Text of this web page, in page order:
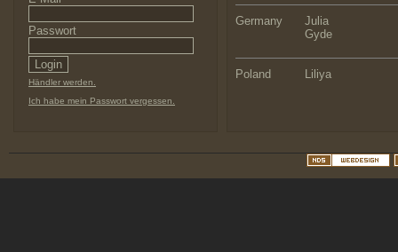
Passwort
Händler werden.
Ich habe mein Passwort vergessen.
Germany
Julia
Gyde
Poland Liliya